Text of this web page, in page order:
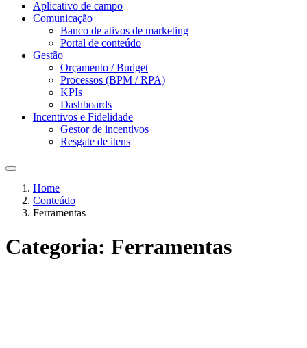
Aplicativo de campo
Comunicação
Banco de ativos de marketing
Portal de conteúdo
Gestão
Orçamento / Budget
Processos (BPM / RPA)
KPIs
Dashboards
Incentivos e Fidelidade
Gestor de incentivos
Resgate de itens
Home
Conteúdo
Ferramentas
Categoria: Ferramentas